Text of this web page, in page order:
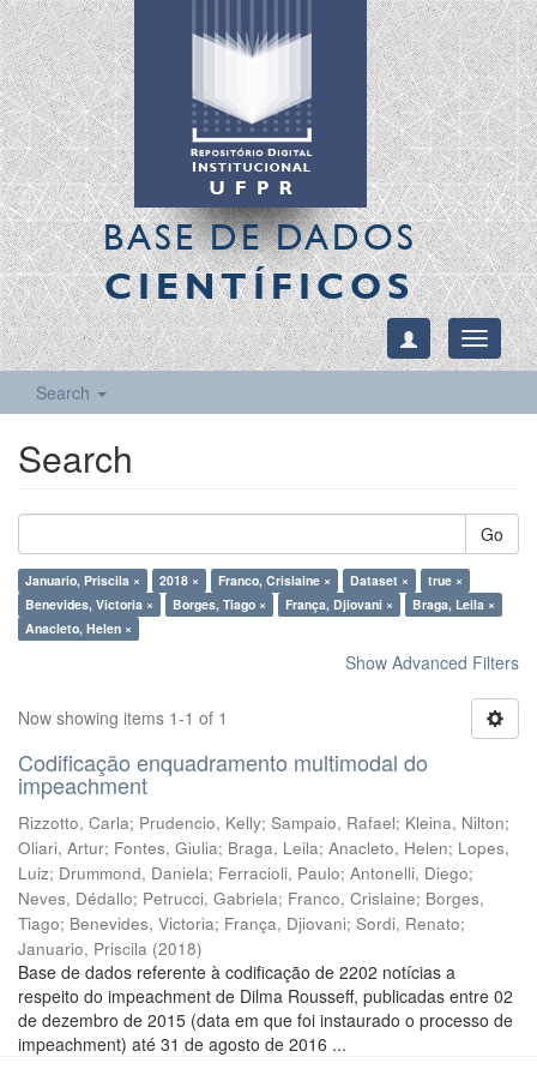
BASE DE DADOS
CIENTÍFICOS
Toggle
Search
Search
Go
Januario, Priscila × 2018 × Franco, Crislaine × Dataset ×
true ×
Benevides, Victoria ×
Borges, Tiago × França, Djiovani ×
Braga, Leila ×
Anacleto, Helen ×
Show Advanced Filters
Now showing items 1-1 of 1
Codificação enquadramento multimodal do
impeachment
Rizzotto, Carla; Prudencio, Kelly; Sampaio, Rafael; Kleina, Nilton;
Oliari, Artur; Fontes, Giulia; Braga, Leila; Anacleto, Helen; Lopes,
Luiz; Drummond, Daniela; Ferracioli, Paulo; Antonelli, Diego;
Neves, Dédallo; Petrucci, Gabriela; Franco, Crislaine; Borges,
Tiago; Benevides, Victoria; França, Djiovani; Sordi, Renato;
Januario, Priscila (2018)
Base de dados referente à codificação de 2202 notícias a
respeito do impeachment de Dilma Rousseff, publicadas entre 02
de dezembro de 2015 (data em que foi instaurado o processo de
impeachment) até 31 de agosto de 2016 ...